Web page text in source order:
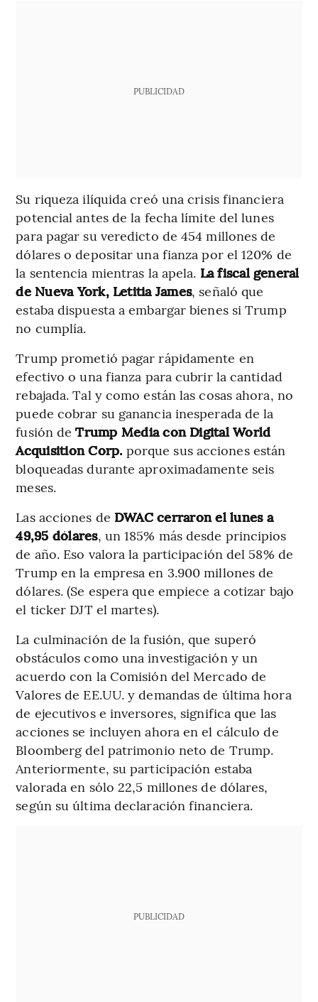
PUBLICIDAD
Su riqueza ilíquida creó una crisis financiera
potencial antes de la fecha límite del lunes
para pagar su veredicto de 454 millones de
dólares o depositar una fianza por el 120% de
la sentencia mientras la apela. La fiscal general
de Nueva York, Letitia James, señaló que
estaba dispuesta a embargar bienes si Trump
no cumplía.
Trump prometió pagar rápidamente en
efectivo o una fianza para cubrir la cantidad
rebajada. Tal y como están las cosas ahora, no
puede cobrar su ganancia inesperada de la
fusión deTrump Media con Digital World
Acquisition Corp. porque sus acciones están
bloqueadas durante aproximadamente seis
meses.
Las acciones de DWAC cerraron el lunes a
49,95 dólares, un 185% más desde principios
de año. Eso valora la participación del 58% de
Trump en la empresa en 3.900 millones de
dólares. (Se espera que empiece a cotizar bajo
el ticker DJT el martes).
La culminación de la fusión, que superó
obstáculos como una investigación y un
acuerdo con la Comisión del Mercado de
Valores de EE.UU. y demandas de última hora
de ejecutivos e inversores, significa que las
acciones se incluyen ahora en el cálculo de
Bloomberg del patrimonio neto de Trump.
Anteriormente, su participación estaba
valorada en sólo 22,5 millones de dólares,
según su última declaración financiera.
PUBLICIDAD